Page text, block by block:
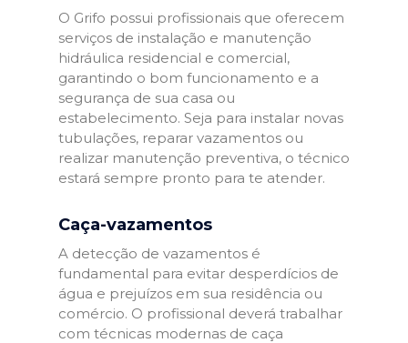
O Grifo possui profissionais que oferecem
serviços de instalação e manutenção
hidráulica residencial e comercial,
garantindo o bom funcionamento e a
segurança de sua casa ou
estabelecimento. Seja para instalar novas
tubulações, reparar vazamentos ou
realizar manutenção preventiva, o técnico
estará sempre pronto para te atender.
Caça-vazamentos
A detecção de vazamentos é
fundamental para evitar desperdícios de
água e prejuízos em sua residência ou
comércio. O profissional deverá trabalhar
com técnicas modernas de caça